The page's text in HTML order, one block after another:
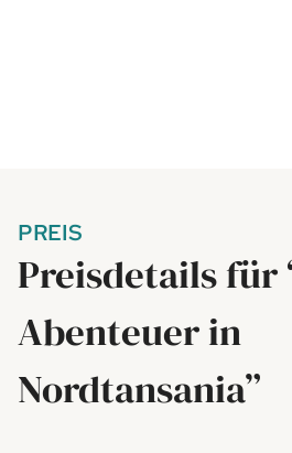
PREIS
Preisdetails für
Abenteuer in
Nordtansania”